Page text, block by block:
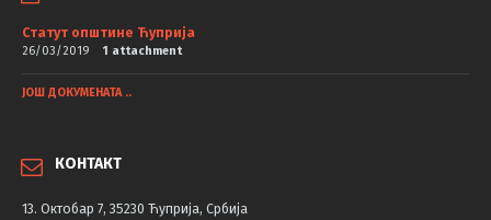
Статут општине Ћуприја
26/03/2019 1 attachment
ЈОШ ДОКУМЕНАТА ..
КОНТАКТ
13. Октобар 7, 35230 Ћуприја, Србија